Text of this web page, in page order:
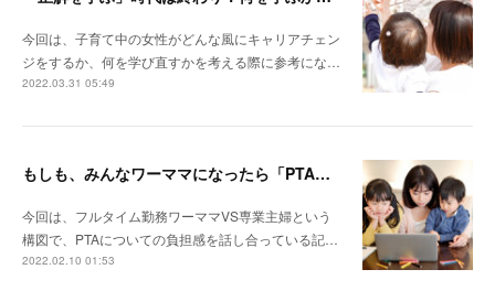
今回は、子育て中の女性がどんな風にキャリアチェン
ジをするか、何を学び直すかを考える際に参考にな…
2022.03.31 05:49
もしも、みんなワーママになったら「PTA」はなくなる？
今回は、フルタイム勤務ワーママVS専業主婦という
構図で、PTAについての負担感を話し合っている記…
2022.02.10 01:53